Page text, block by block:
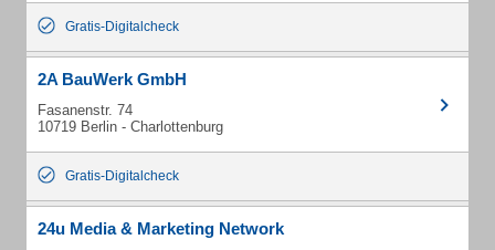
Gratis-Digitalcheck
2A BauWerk GmbH
Fasanenstr. 74
10719 Berlin - Charlottenburg
Gratis-Digitalcheck
24u Media & Marketing Network